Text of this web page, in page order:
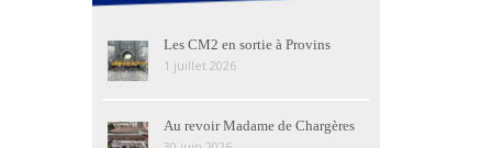
Les CM2 en sortie à Provins
1 juillet 2026
Au revoir Madame de Chargères